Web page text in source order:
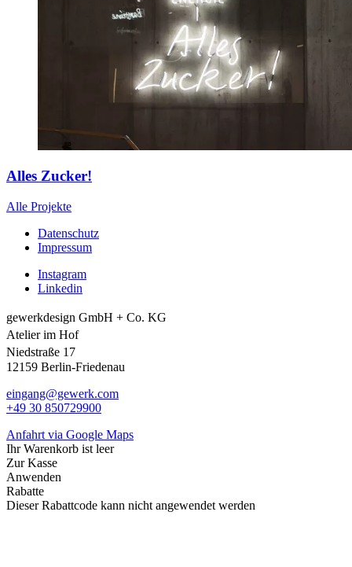
Alles Zucker!
Alle Projekte
Datenschutz
Impressum
Instagram
Linkedin
gewerkdesign GmbH + Co. KG
Atelier im Hof
Niedstraße 17
12159 Berlin-Friedenau
eingang@gewerk.com
+49 30 850729900
Anfahrt via Google Maps
Ihr Warenkorb ist leer
Zur Kasse
Anwenden
Rabatte
Dieser Rabattcode kann nicht angewendet werden